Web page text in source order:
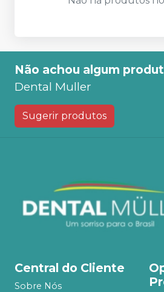
Não achou algum
Dental Muller
Sugerir produtos
Central do Cliente
Sobre Nós